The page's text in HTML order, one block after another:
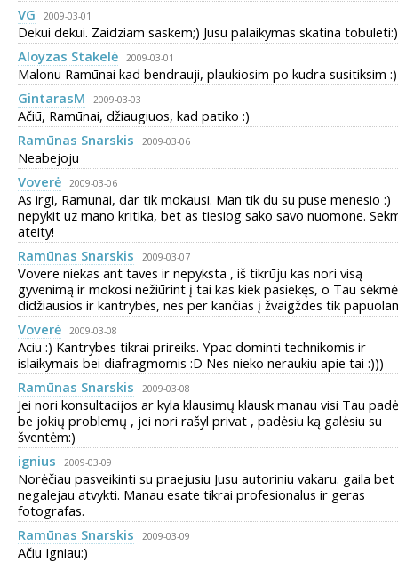
VG
2009-03-01
Dekui dekui. Zaidziam saskem;) Jusu palaikymas skatina tobuleti:)
Aloyzas Stakelė
2009-03-01
Malonu Ramūnai kad bendrauji, plaukiosim po kudra susitiksim :)
GintarasM
2009-03-03
Ačiū, Ramūnai, džiaugiuos, kad patiko :)
Ramūnas Snarskis
2009-03-06
Neabejoju
Voverė
2009-03-06
As irgi, Ramunai, dar tik mokausi. Man tik du su puse menesio :)
nepykit uz mano kritika, bet as tiesiog sako savo nuomone.
ateity!
Ramūnas Snarskis
2009-03-07
Vovere niekas ant taves ir nepyksta , iš tikrūju kas nori visą
gyvenimą ir mokosi nežiūrint į tai kas kiek pasiekęs, o Tau
didžiausios ir kantrybės, nes per kančias į žvaigždes tik
Voverė
2009-03-08
Aciu :) Kantrybes tikrai prireiks. Ypac dominti technikomis ir
islaikymais bei diafragmomis :D Nes nieko neraukiu apie tai :)))
Ramūnas Snarskis
2009-03-08
Jei nori konsultacijos ar kyla klausimų klausk manau visi Tau
be jokių problemų , jei nori rašyl privat , padėsiu ką galėsiu su
šventėm:)
ignius
2009-03-09
Norėčiau pasveikinti su praejusiu Jusu autoriniu vakaru. gaila bet
negalejau atvykti. Manau esate tikrai profesionalus ir geras
fotografas.
Ramūnas Snarskis
2009-03-09
Ačiu Igniau:)